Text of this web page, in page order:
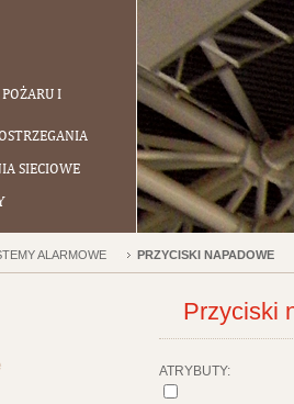
POŻARU I
SIECIOWE
ALARMOWE PRZYCISKI NAPADOWE
Przyciski
ATRYBUTY: